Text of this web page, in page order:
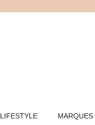
LIFESTYLE MARQUES